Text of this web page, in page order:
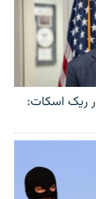
ریک اسکات: